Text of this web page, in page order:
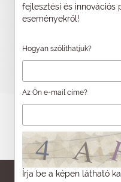
fejlesztési és innovációs
eseményekről!
Hogyan szólíthatjuk?
Az Ön e-mail címe?
Írja be a képen látható